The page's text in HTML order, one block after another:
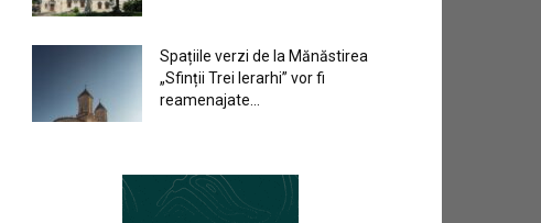
Spațiile verzi de la Mănăstirea
„Sfinții Trei Ierarhi” vor fi
reamenajate...